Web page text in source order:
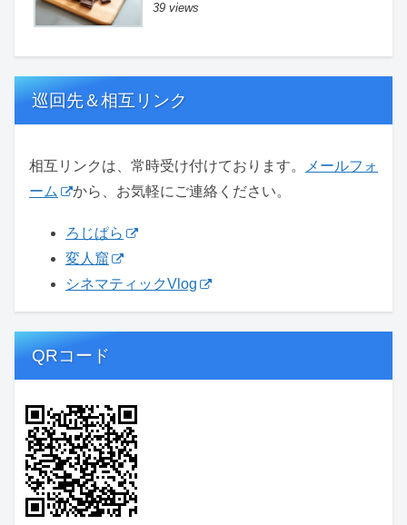
39 views
巡回先＆相互リンク
相互リンクは、常時受け付けております。
メールフォ
ーム
から、お気軽にご連絡ください。
ろじぱら
変人窟
シネマティックVlog
QRコード